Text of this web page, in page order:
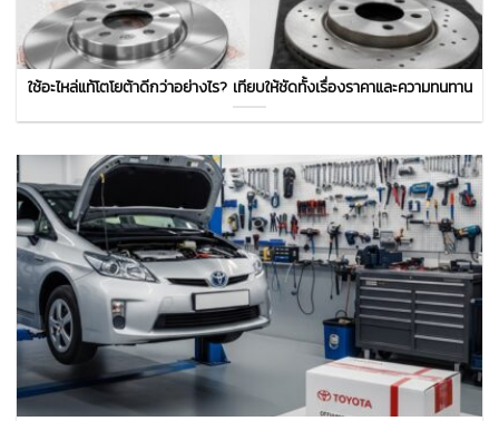
ใช้อะไหล่แท้โตโยต้าดีกว่าอย่างไร? เทียบให้ชัดทั้งเรื่องราคาและความทนทาน